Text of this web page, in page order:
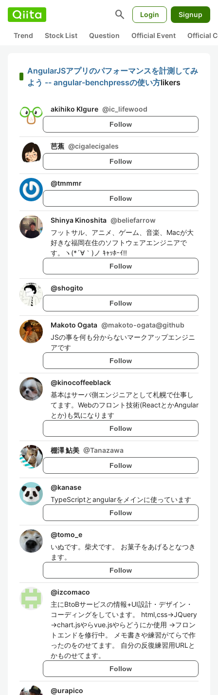
search Login Signup
Trend Stock List Question Official Event Official
AngularJSアプリのパフォーマンスを計測してみ
よう -- angular-benchpressの使い方likers
akihiko KIgure @ic_lifewood
Follow
芭蕉 @cigalecigales
Follow
@tmmmr
Follow
Shinya Kinoshita @beliefarrow
フットサル、アニメ、ゲーム、音楽、Macが大
好きな福岡在住のソフトウェアエンジニアで
す。ヽ(*´∀｀)ノ ｷｬｯﾎｰｲ!!
Follow
@shogito
Follow
Makoto Ogata @makoto-ogata@github
JSの事を何も分からないマークアップエンジニ
アです
Follow
@kinocoffeeblack
基本はサーバ側エンジニアとして札幌で仕事し
てます。Webのフロント技術(ReactとかAngular
とか)も気になります
Follow
棚澤 鮎美 @Tanazawa
Follow
@kanase
TypeScriptとangularをメインに使っています
Follow
@tomo_e
いぬです。柴犬です。 お菓子をあげるとなつき
ます。
Follow
@izcomaco
主にBtoBサービスの情報+UI設計・デザイン・
コーディングをしています。 html,css→JQuery
→chart.jsやらvue.jsやらどうにか使用 →フロン
トエンドを修行中。 メモ書きや練習がてらで作
ったのをのせてます。 自分の反復練習用URLと
かものせてます。
Follow
@urapico